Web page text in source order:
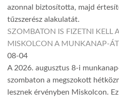
azonnal biztosította, majd
tűzszerész alakulatát.
SZOMBATON IS FIZETNI KELL
MISKOLCON A MUNKANAP-
08-04
A 2026. augusztus 8-i
szombaton a megszokott
lesznek érvényben Miskolcon.